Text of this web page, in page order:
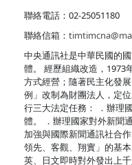
聯絡電話：02-25051180
聯絡信箱：
中央通訊社是中華民國的
體。 經歷組織改造，1973
方式經營；隨著民主化發
例」改制為財團法人，定
行三大法定任務： ．辦理
體。 ．辦理國家對外新聞
加強與國際新聞通訊社合
領先、客觀、翔實」的基
英、日文即時對外發出上